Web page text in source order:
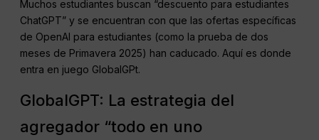
Muchos estudiantes buscan “descuento para estudiantes
ChatGPT” y se encuentran con que las ofertas específicas
de OpenAI para estudiantes (como la prueba de dos
meses de Primavera 2025) han caducado. Aquí es donde
entra en juego GlobalGPt.
GlobalGPT: La estrategia del
agregador “todo en uno